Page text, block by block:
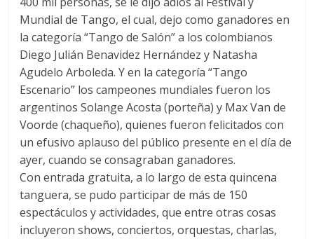
Mundial de Tango, el cual, dejo como ganadores en
la categoría “Tango de Salón” a los colombianos
Diego Julián Benavidez Hernández y Natasha
Agudelo Arboleda. Y en la categoría “Tango
Escenario” los campeones mundiales fueron los
argentinos Solange Acosta (porteña) y Max Van de
Voorde (chaqueño), quienes fueron felicitados con
un efusivo aplauso del público presente en el día de
ayer, cuando se consagraban ganadores.
Con entrada gratuita, a lo largo de esta quincena
tanguera, se pudo participar de más de 150
espectáculos y actividades, que entre otras cosas
incluyeron shows, conciertos, orquestas, charlas,